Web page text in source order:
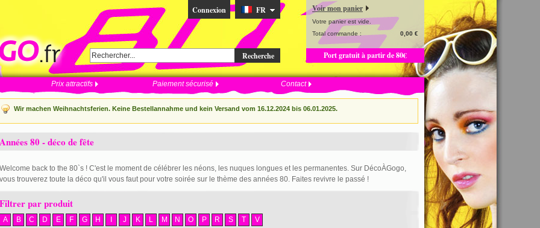
Recherche
Connexion FR Voir mon panier
Votre panier est vide.
Total commande :
0,00 €
Port gratuit à partir de 80€
Prix attractifs Paiement sécurisé Contact
Wir machen Weihnachtsferien. Keine Bestellannahme und kein Versand vom 16.12.2024 bis 06.01.2025.
Années 80 - déco de fête
Welcome back to the 80`s ! C'est le moment de célébrer les néons, les nuques longues et les permanentes. Sur DécoÀGogo,
vous trouverez toute la déco qu'il vous faut pour votre soirée sur le thème des années 80. Faites revivre le passé !
Filtrer par produit
A B C D E F G H J K L M N O P R S T V